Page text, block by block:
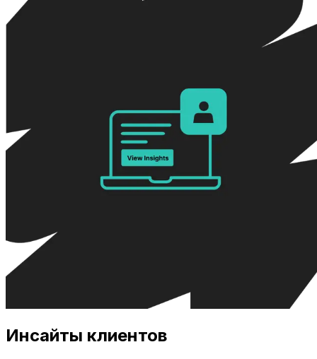
Инсайты клиентов